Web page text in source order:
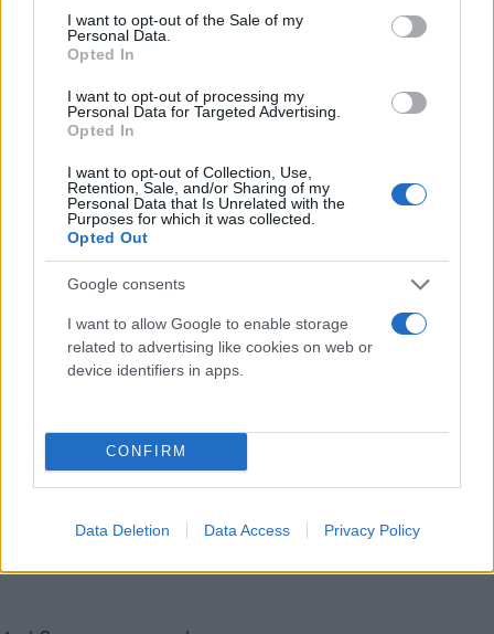
consent section.
I want to opt-out of the Sale of my
Personal Data.
Opted In
I want to opt-out of processing my
Personal Data for Targeted Advertising.
Opted In
I want to opt-out of Collection, Use,
Retention, Sale, and/or Sharing of my
Personal Data that Is Unrelated with the
Purposes for which it was collected.
Opted Out
Google consents
I want to allow Google to enable storage
related to advertising like cookies on web or
device identifiers in apps.
CONFIRM
Data Deletion Data Access Privacy Policy
Η Ίνγκριντ Σιούαρντ παραδέχτηκε ότι δεν μπόρεσε
ποτέ να κατανοήσει πλήρως το νόημα αυτού του
σχολίου. Ωστόσο, θυμήθηκε επίσης τα λόγια του
πατέρα της Νταϊάνα για την πολυπλοκότητα του
Κάνε κλικ και δες περισσότερο
Flash.grστην αναζήτηση τηςGoogle